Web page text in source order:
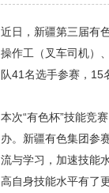
近日，新疆第三届有
操作工（叉车司机）
队41名选手参赛，15
本次“有色杯”技能竞
办。新疆有色集团参
流与学习，加速技能
高自身技能水平有了